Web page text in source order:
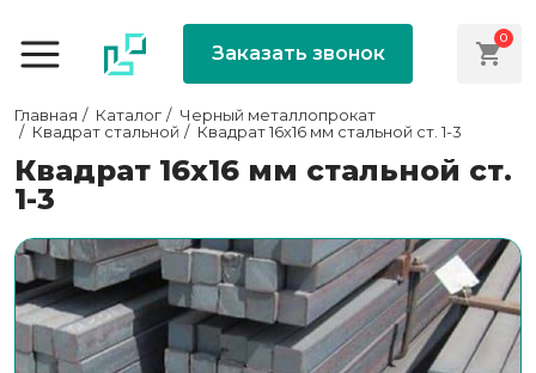
Заказать звонок
0
Главная Каталог
Черный металлопрокат
Квадрат стальной
Квадрат 16х16 мм стальной ст. 1-3
Квадрат 16х16 мм стальной ст.
1-3